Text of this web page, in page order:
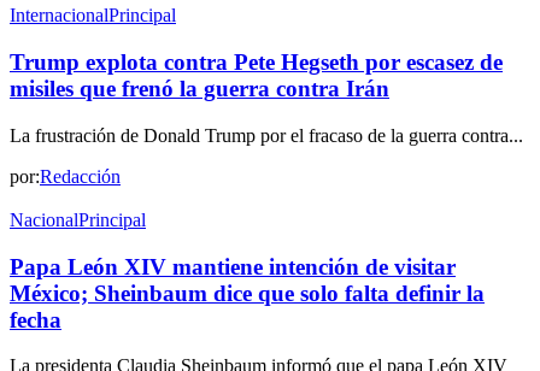
InternacionalPrincipal
Trump explota contra Pete Hegseth por escasez de
misiles que frenó la guerra contra Irán
La frustración de Donald Trump por el fracaso de la guerra contra...
por:Redacción
NacionalPrincipal
Papa León XIV mantiene intención de visitar
México; Sheinbaum dice que solo falta definir la
fecha
La presidenta Claudia Sheinbaum informó que el papa León XIV